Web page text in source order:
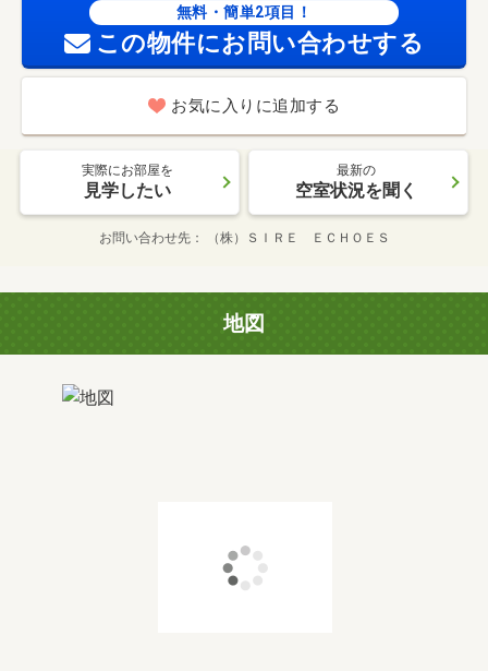
無料・簡単2項目！
この物件にお問い合わせする
お気に入りに追加する
実際にお部屋を
見学したい
最新の
空室状況を聞く
お問い合わせ先 （株）ＳＩＲＥ ＥＣＨＯＥＳ
地図